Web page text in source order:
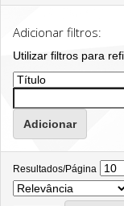
Adicionar filtros:
Utilizar filtros para
Resultados/Página